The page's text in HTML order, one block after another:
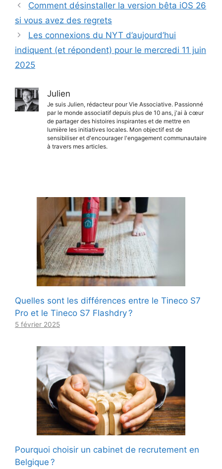
Comment désinstaller la version bêta iOS 26
si vous avez des regrets
Les connexions du NYT d’aujourd’hui
indiquent (et répondent) pour le mercredi 11 juin
2025
Julien
Je suis Julien, rédacteur pour Vie Associative. Passionné
par le monde associatif depuis plus de 10 ans, j'ai à cœur
de partager des histoires inspirantes et de mettre en
lumière les initiatives locales. Mon objectif est de
sensibiliser et d'encourager l'engagement communautaire
à travers mes articles.
Quelles sont les différences entre le Tineco S7
Pro et le Tineco S7 Flashdry ?
5 février 2025
Pourquoi choisir un cabinet de recrutement en
Belgique ?